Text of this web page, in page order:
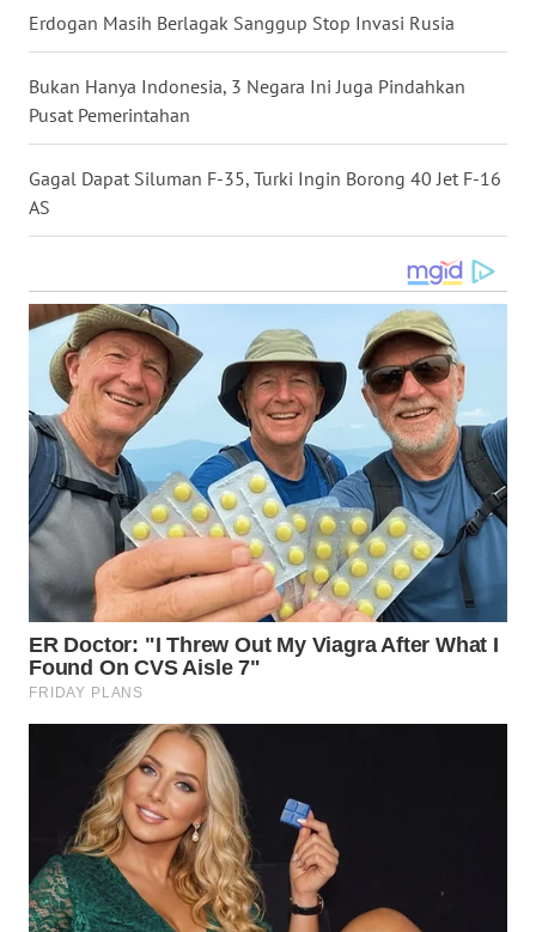
Erdogan Masih Berlagak Sanggup Stop Invasi Rusia
Bukan Hanya Indonesia, 3 Negara Ini Juga Pindahkan
Pusat Pemerintahan
Gagal Dapat Siluman F-35, Turki Ingin Borong 40 Jet F-16
AS
JAMBI
WN
NTB
WN
SULBAR
WN
BABEL
SUMBAR
WN
SUMSEL
WN
BENGKULU
WN
LAMPUNG
WN
JATENG